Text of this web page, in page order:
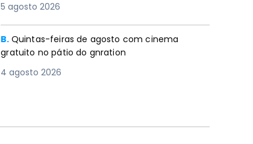
5 agosto 2026
B. Quintas-feiras de agosto com cinema
gratuito no pátio do gnration
4 agosto 2026